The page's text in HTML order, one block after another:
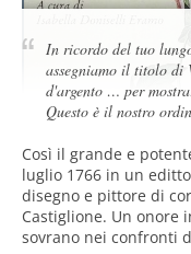
In ricordo del tuo
assegniamo il titolo di
d'argento … per
Questo è il nostro
Così il grande e
luglio 1766 in un
disegno e pittore di
Castiglione. Un onore
sovrano nei confronti